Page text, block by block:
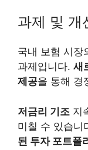
과제 및 개
국내 보험 시장
과제입니다. 새
제공을 통해 경
저금리 기조 지
미칠 수 있습니
된 투자 포트폴